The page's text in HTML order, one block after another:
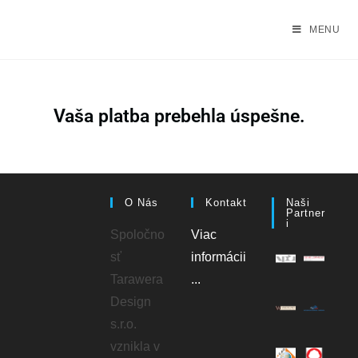
MENU
Vaša platba prebehla úspešne.
O Nás
Spoločno
sť
Tarawera
Design
s.r.o.
vznikla v
Kontakt
Viac
informácii
...
Naši
Partner
I